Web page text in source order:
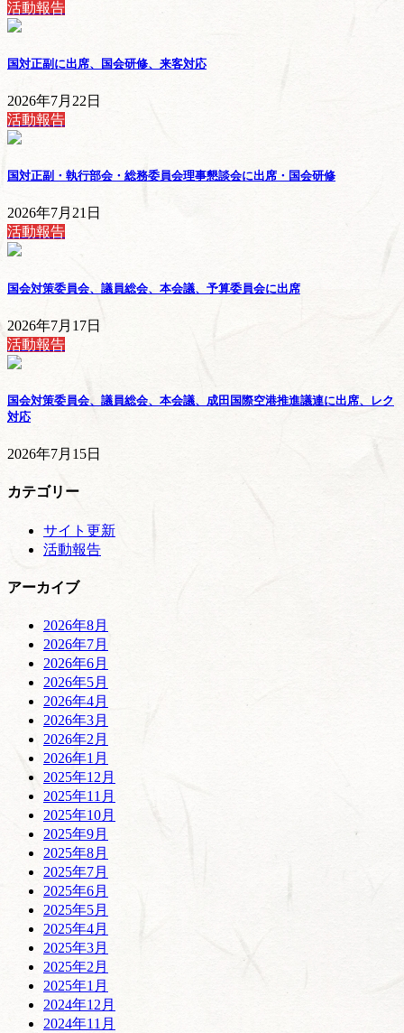
活動報告
国対正副に出席、国会研修、来客対応
2026年7月22日
活動報告
国対正副・執行部会・総務委員会理事懇談会に出席・国会研修
2026年7月21日
活動報告
国会対策委員会、議員総会、本会議、予算委員会に出席
2026年7月17日
活動報告
国会対策委員会、議員総会、本会議、成田国際空港推進議連に出席、レク
対応
2026年7月15日
カテゴリー
サイト更新
活動報告
アーカイブ
2026年8月
2026年7月
2026年6月
2026年5月
2026年4月
2026年3月
2026年2月
2026年1月
2025年12月
2025年11月
2025年10月
2025年9月
2025年8月
2025年7月
2025年6月
2025年5月
2025年4月
2025年3月
2025年2月
2025年1月
2024年12月
2024年11月